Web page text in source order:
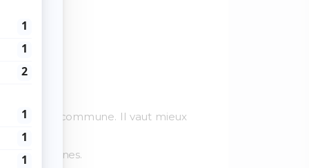
:
de la commune. Il vaut mieux
zones.